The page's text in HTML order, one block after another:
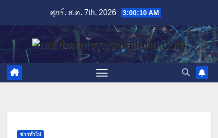
content
ศุกร์. ส.ค. 7th, 2026 3:00:11 AM
ข่าวทั่วไป